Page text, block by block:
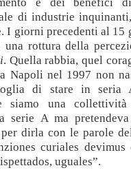
di industrie
I giorni precedenti al 15
una rottura della
. Quella rabbia, quel
Napoli nel 1997 non
di stare in seria
siamo una
serie A ma
dirla con le parole
curiales devimus
uguales”.